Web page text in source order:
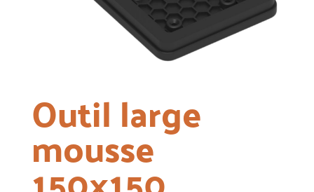
Outil large
mousse